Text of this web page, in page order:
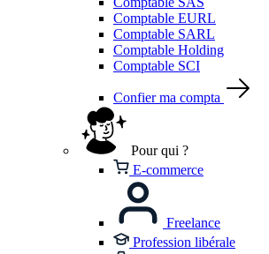
Comptable EURL
Comptable SARL
Comptable Holding
Comptable SCI
Confier ma compta
Pour qui ?
E-commerce
Freelance
Profession libérale